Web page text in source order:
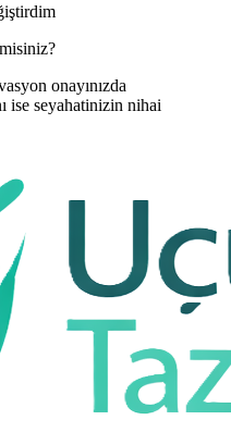
onayınızda
ise seyahatinizin nihai